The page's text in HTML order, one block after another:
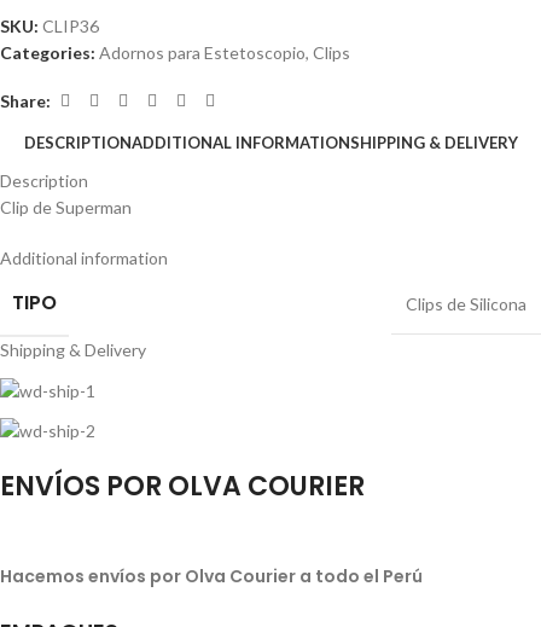
SKU: CLIP36
Categories: Adornos para Estetoscopio, Clips
Share:
DESCRIPTIONADDITIONAL INFORMATIONSHIPPING & DELIVERY
Description
Clip de Superman
Additional information
TIPO Clips de Silicona
Shipping & Delivery
ENVÍOS POR OLVA COURIER
Hacemos envíos por Olva Courier a todo el Perú